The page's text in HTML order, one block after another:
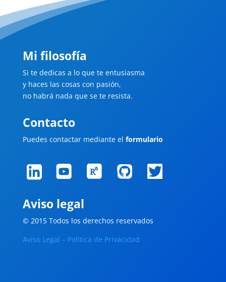
Mi filosofía
Si te dedicas a lo que te entusiasma
y haces las cosas con pasión,
no habrá nada que se te resista.
Contacto
Puedes contactar mediante el formulario
Aviso legal
© 2015 Todos los derechos reservados
Aviso Legal – Politica de Privacidad